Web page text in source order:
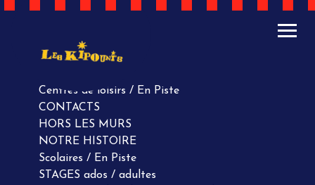
ACTUALITÉS
AGENDA
Centres de loisirs / En Piste
CONTACTS
HORS LES MURS
NOTRE HISTOIRE
Scolaires / En Piste
STAGES ados / adultes